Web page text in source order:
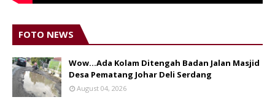
FOTO NEWS
Wow...Ada Kolam Ditengah Badan Jalan Masjid
Desa Pematang Johar Deli Serdang
August 04, 2026